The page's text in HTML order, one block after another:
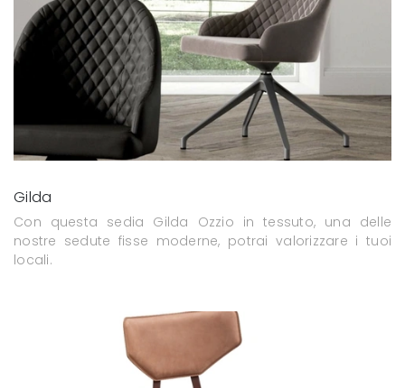
Gilda
Con questa sedia Gilda Ozzio in tessuto, una delle
nostre sedute fisse moderne, potrai valorizzare i tuoi
locali.